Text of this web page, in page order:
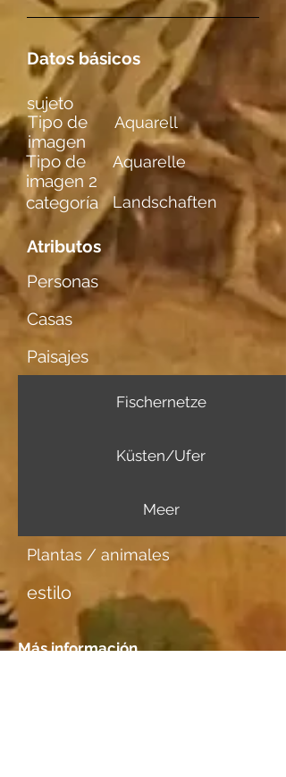
Datos básicos
Tipo de
imagen
Aquarell
Tipo de
imagen 2
Aquarelle
categoría Landschaften
Atributos
Personas
Casas
Paisajes
Fischernetze
Küsten/Ufer
Meer
Plantas / animales
estilo
Más información
sujeto